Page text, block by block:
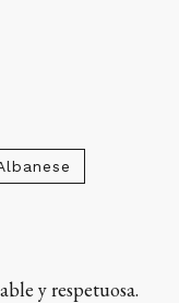
y respetuosa.